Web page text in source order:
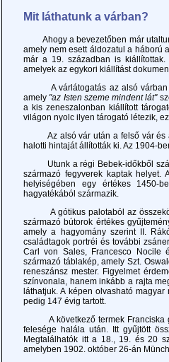
Mit láthatunk a várban?
Ahogy a bevezetőben már
amely nem esett áldozatul a háború
már a 19. században is
amelyek az egykori kiállítást
A várlátogatás az alsó várban
amely "az Isten szeme mindent lát"
a kis zeneszalonban kiállított
világon nyolc ilyen tárogató létezik,
Az alsó vár után a felső vár és az
halotti hintaját állították ki. Az 1904-
Utunk a régi Bebek-időkből
származó fegyverek kaptak
helyiségében egy értékes 1450-
hagyatékából származik.
A gótikus palotaból az összekötő
származó bútorok értékes
amely a hagyomány szerint II.
családtagok portréi és további
Carl von Sales, Francesco Nocile
származó táblakép, amely Szt.
reneszánsz mester. Figyelmet
színvonala, hanem inkább a rajta
láthatjuk. A képen olvasható
pedig 147 évig tartott.
A következő termek Franciska
felesége halála után. Itt gyűjtött
Megtalálhatók itt a 18., 19. és 20
amelyben 1902. október 26-án